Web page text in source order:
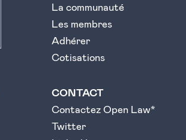
La communauté
Les membres
Adhérer
Cotisations
CONTACT
Contactez Open Law*
Twitter